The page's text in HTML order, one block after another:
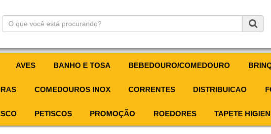
que
está
AVES BANHO E TOSA BEBEDOURO/COMEDOURO
COMEDOUROS INOX CORRENTES DISTRIBUICAO
PETISCOS PROMOÇÃO ROEDORES TAPETE